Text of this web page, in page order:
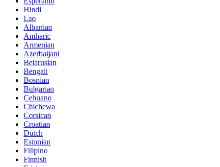
Hindi
Lao
Albanian
Amharic
Armenian
Azerbaijani
Belarusian
Bengali
Bosnian
Bulgarian
Cebuano
Chichewa
Corsican
Croatian
Dutch
Estonian
Filipino
Finnish